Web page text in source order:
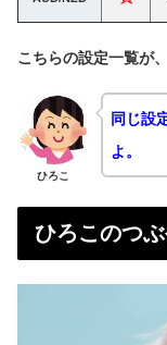
こちらの設定一覧が
ひろこ
同じ設
よ。
ひろこのつ